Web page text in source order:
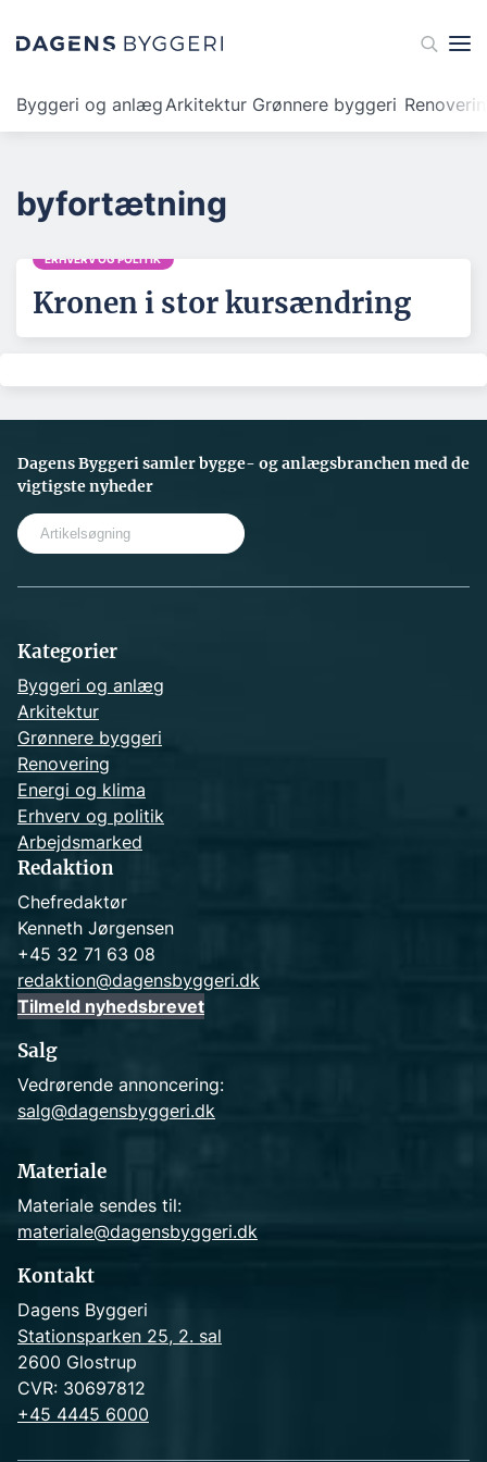
Byggeri og anlægArkitektur Grønnere byggeri
byfortætning
ERHVERV OG POLITIK
Kronen i stor kursændring
Dagens Byggeri samler bygge- og anlægsbranchen med de
vigtigste nyheder
Kategorier
Byggeri og anlæg
Arkitektur
Grønnere byggeri
Renovering
Energi og klima
Erhverv og politik
Arbejdsmarked
Redaktion
Chefredaktør
Kenneth Jørgensen
+45 32 71 63 08
redaktion@dagensbyggeri.dk
Tilmeld nyhedsbrevet
Salg
Vedrørende annoncering:
salg@dagensbyggeri.dk
Materiale
Materiale sendes til:
materiale@dagensbyggeri.dk
Kontakt
Dagens Byggeri
Stationsparken 25, 2. sal
2600 Glostrup
CVR: 30697812
+45 4445 6000